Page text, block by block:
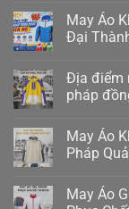
May Áo
Đại
Địa điểm
pháp
May Áo
Pháp
May Áo